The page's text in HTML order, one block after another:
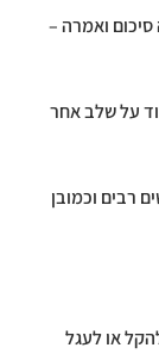
ואמרה –
על שלב אחר
רבים וכמובן
או לעגל